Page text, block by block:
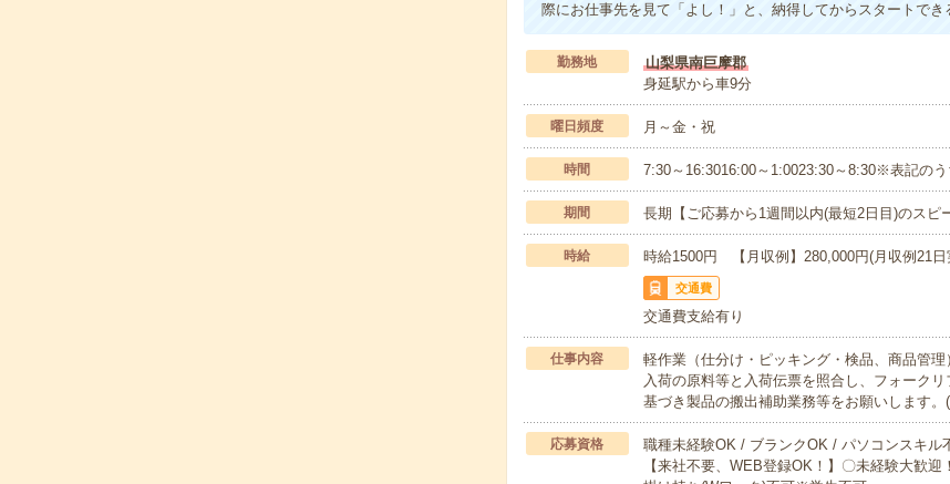
際にお仕事先を見て「よし！」と、納得してからスタートで
勤務地
山梨県南巨摩郡
身延駅から車9分
曜日頻度 月～金・祝
時間 7:30～16:3016:00～1:0023:30～8:30※表記のう
期間 長期【ご応募から1週間以内(最短2日目)のスピ
時給 時給1500円 【月収例】280,000円(月収例21日
交通費
交通費支給有り
仕事内容
軽作業（仕分け・ピッキング・検品、商品管理）
入荷の原料等と入荷伝票を照合し、フォーク
基づき製品の搬出補助業務等をお願いします
応募資格
職種未経験OK / ブランクOK / パソコンスキル
【来社不要、WEB登録OK！】〇未経験大歓